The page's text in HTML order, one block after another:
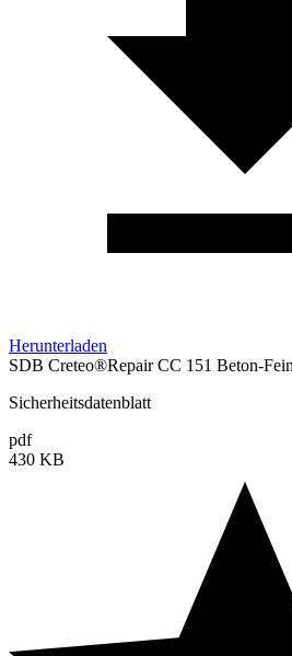
Herunterladen
SDB Creteo®Repair CC 151 Beton-
Sicherheitsdatenblatt
pdf
430 KB